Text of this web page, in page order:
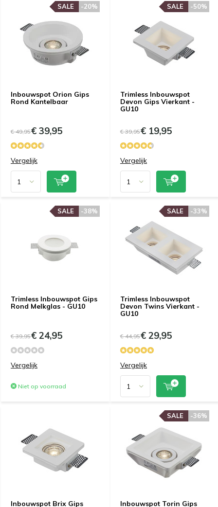
Inbouwspot Orion Gips
Rond Kantelbaar
-20%
SALE
€ 49,95€ 39,95
Vergelijk
Trimless Inbouwspot
Devon Gips Vierkant -
GU10
-50%
SALE
€ 39,95€ 19,95
Vergelijk
Trimless Inbouwspot Gips
Rond Melkglas - GU10
-38%
SALE
€ 39,95€ 24,95
Vergelijk
Niet op voorraad
Trimless Inbouwspot
Devon Twins Vierkant -
GU10
-33%
SALE
€ 44,95€ 29,95
Vergelijk
Inbouwspot Brix Gips
Inbouwspot Torin Gips
-36%
SALE